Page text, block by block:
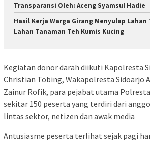
Transparansi Oleh: Aceng Syamsul Hadie
Hasil Kerja Warga Girang Menyulap
Lahan Tanaman Teh Kumis Kucing
Kegiatan donor darah diikuti Kapolresta
Christian Tobing, Wakapolresta Sidoarjo
Zainur Rofik, para pejabat utama
sekitar 150 peserta yang terdiri dari
lintas sektor, netizen dan awak media
Antusiasme peserta terlihat sejak pagi